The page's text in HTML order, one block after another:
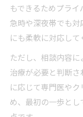
もできるためプラ
急時や深夜帯でも
にも柔軟に対応して
ただし、相談内容
治療が必要と判断
に応じて専門医や
め、最初の一歩と